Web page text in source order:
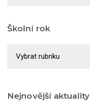
Školní rok
rok
Nejnovější aktuality